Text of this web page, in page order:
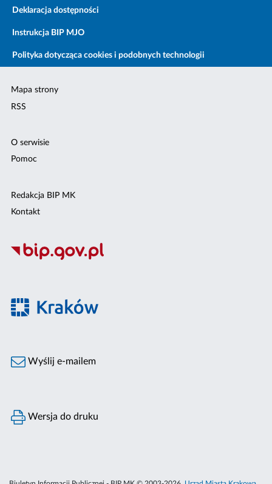
Deklaracja dostępności
Instrukcja BIP MJO
Polityka dotycząca cookies i podobnych technologii
Mapa strony
RSS
O serwisie
Pomoc
Redakcja BIP MK
Kontakt
Wyślij e-mailem
Wersja do druku